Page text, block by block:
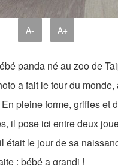
A- A+
panda né au zoo de
a fait le tour du monde,
pleine forme, griffes et
il pose ici entre deux
était le jour de sa
: bébé a grandi !